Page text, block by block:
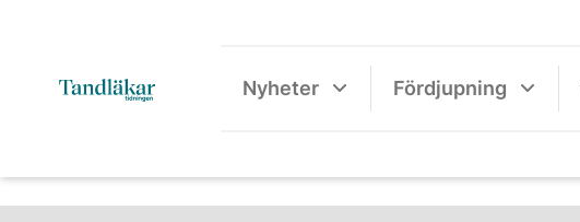
Nyheter Fördjupning